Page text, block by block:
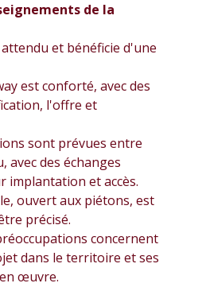
de la
et bénéficie d'une
est conforté, avec des
l'offre et
sont prévues entre
avec des échanges
implantation et accès.
ouvert aux piétons, est
précisé.
concernent
dans le territoire et ses
œuvre.